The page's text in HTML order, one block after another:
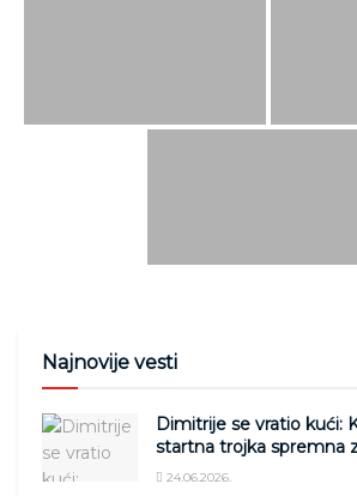
Najnovije vesti
Dimitrije se vratio kući:
startna trojka spremna
24.06.2026.